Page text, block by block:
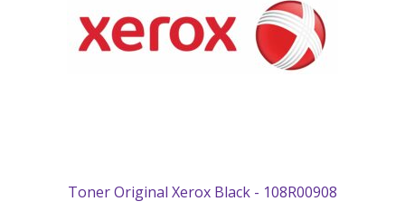
Toner Original Xerox Black - 108R00908